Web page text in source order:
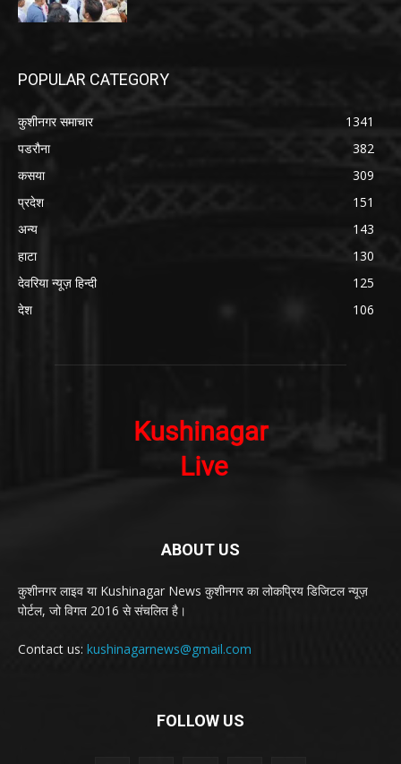
POPULAR CATEGORY
कुशीनगर समाचार
1341
पडरौना
382
कसया
309
प्रदेश
151
अन्य
143
हाटा
130
देवरिया न्यूज़ हिन्दी
125
देश
106
ABOUT US
कुशीनगर लाइव या Kushinagar News कुशीनगर का लोकप्रिय डिजिटल न्यूज़
पोर्टल, जो विगत 2016 से संचलित है।
Contact us: kushinagarnews@gmail.com
FOLLOW US